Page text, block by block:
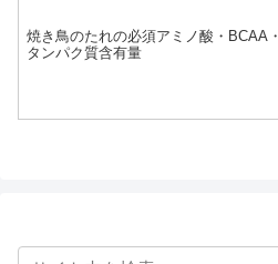
焼き鳥のたれの必須アミノ酸・BCAA・
タンパク質含有量